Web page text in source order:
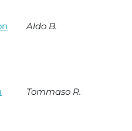
Aldo B.
Tommaso R.